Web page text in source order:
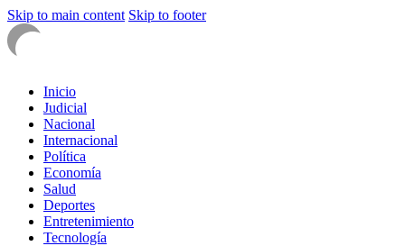
Skip to main content Skip to footer
Inicio
Judicial
Nacional
Internacional
Política
Economía
Salud
Deportes
Entretenimiento
Tecnología